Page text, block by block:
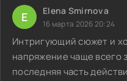
E Elena Smirnova
16 марта 2026 20:24
Интригующий сюжет и
напряжение чаще всего
последняя часть